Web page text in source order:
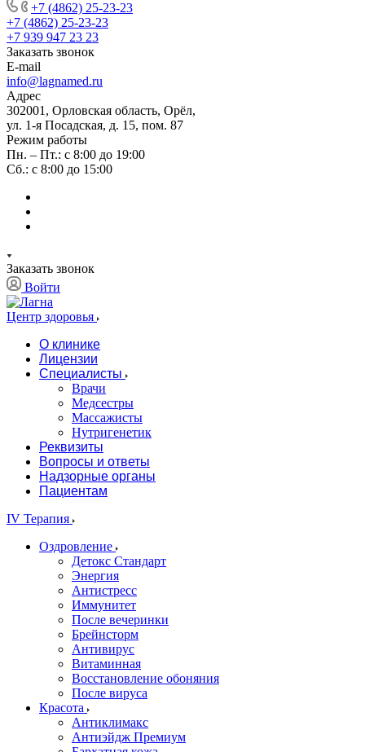
+7 (4862) 25-23-23
+7 (4862) 25-23-23
+7 939 947 23 23
Заказать звонок
E-mail
info@lagnamed.ru
Адрес
302001, Орловская область, Орёл,
ул. 1-я Посадская, д. 15, пом. 87
Режим работы
Пн. – Пт.: с 8:00 до 19:00
Сб.: с 8:00 до 15:00
Заказать звонок
Войти
Центр здоровья
О клинике
Лицензии
Специалисты
Врачи
Медсестры
Массажисты
Нутригенетик
Реквизиты
Вопросы и ответы
Надзорные органы
Пациентам
IV Терапия
Оздровление
Детокс Стандарт
Энергия
Антистресс
Иммунитет
После вечеринки
Брейнсторм
Антивирус
Витаминная
Восстановление обоняния
После вируса
Красота
Антиклимакс
Антиэйдж Премиум